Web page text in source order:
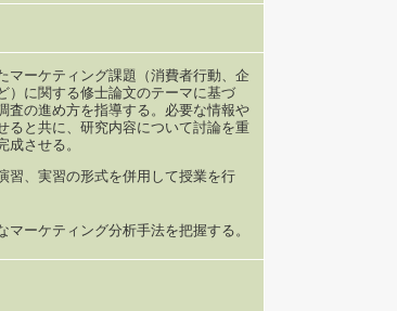
マーケティング課題（消費者行動、企
）に関する修士論文のテーマに基づ
査の進め方を指導する。必要な情報や
ると共に、研究内容について討論を重
成させる。
習、実習の形式を併用して授業を行
マーケティング分析手法を把握する。